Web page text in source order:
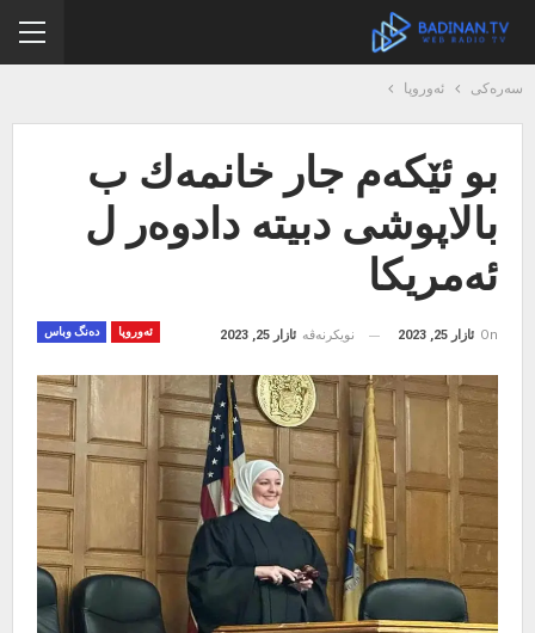
سەرەکی ئەوروپا
بو ئێكه‌م جار خانمه‌ك ب
بالاپوشی دبیته‌ دادوه‌ر ل
ئه‌مریكا
ئەوروپا دەنگ وباس On ئازار 25, 2023 نویکرنەڤەئازار 25, 2023